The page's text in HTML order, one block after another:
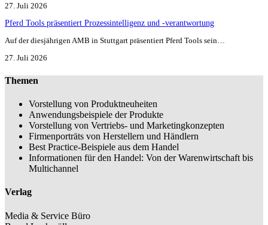
27. Juli 2026
Pferd Tools präsentiert Prozessintelligenz und -verantwortung
Auf der diesjährigen AMB in Stuttgart präsentiert Pferd Tools sein…
27. Juli 2026
Themen
Vorstellung von Produktneuheiten
Anwendungsbeispiele der Produkte
Vorstellung von Vertriebs- und Marketingkonzepten
Firmenporträts von Herstellern und Händlern
Best Practice-Beispiele aus dem Handel
Informationen für den Handel: Von der Warenwirtschaft bis
Multichannel
Verlag
Media & Service Büro